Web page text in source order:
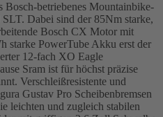
Bosch-betriebenes Mountainbike-
Dabei sind der 85Nm starke,
Bosch CX Motor mit
starke PowerTube Akku erst der
12-fach XO Eagle
Sram ist für höchst präzise
Verschleißresistente und
Gustav Pro Scheibenbremsen
leichten und zugleich stabilen